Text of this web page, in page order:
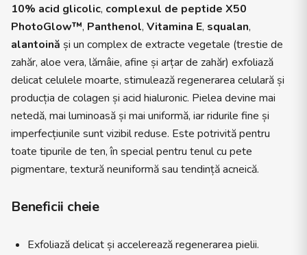
10% acid glicolic, complexul de peptide X50
PhotoGlow™, Panthenol, Vitamina E, squalan,
alantoină și un complex de extracte vegetale (trestie de
zahăr, aloe vera, lămâie, afine și arțar de zahăr) exfoliază
delicat celulele moarte, stimulează regenerarea celulară și
producția de colagen și acid hialuronic. Pielea devine mai
netedă, mai luminoasă și mai uniformă, iar ridurile fine și
imperfecțiunile sunt vizibil reduse. Este potrivită pentru
toate tipurile de ten, în special pentru tenul cu pete
pigmentare, textură neuniformă sau tendință acneică.
Beneficii cheie
Exfoliază delicat și accelerează regenerarea pielii.